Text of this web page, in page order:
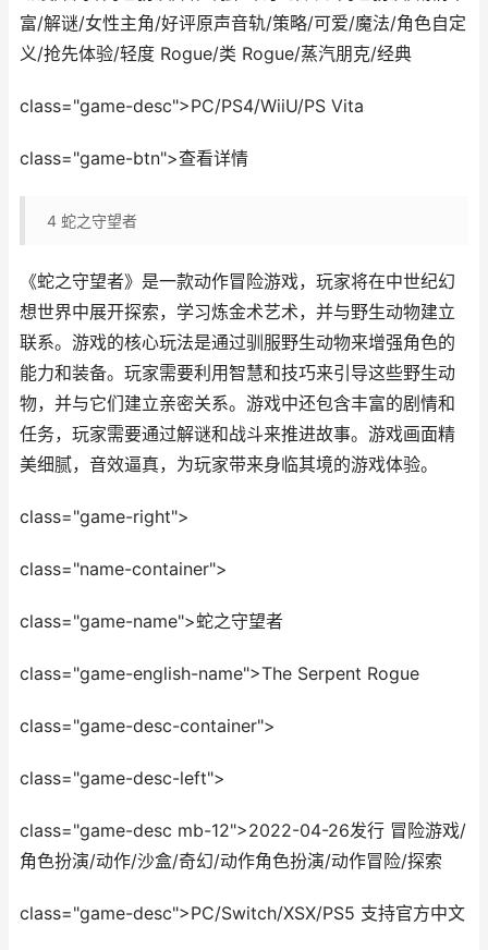
富/解谜/女性主角/好评原声音轨/策略/可爱/魔法/角色自定
义/抢先体验/轻度 Rogue/类 Rogue/蒸汽朋克/经典
class="game-desc">PC/PS4/WiiU/PS Vita
class="game-btn">查看详情
4 蛇之守望者
《蛇之守望者》是一款动作冒险游戏，玩家将在中世纪幻
想世界中展开探索，学习炼金术艺术，并与野生动物建立
联系。游戏的核心玩法是通过驯服野生动物来增强角色的
能力和装备。玩家需要利用智慧和技巧来引导这些野生动
物，并与它们建立亲密关系。游戏中还包含丰富的剧情和
任务，玩家需要通过解谜和战斗来推进故事。游戏画面精
美细腻，音效逼真，为玩家带来身临其境的游戏体验。
class="game-right">
class="name-container">
class="game-name">蛇之守望者
class="game-english-name">The Serpent Rogue
class="game-desc-container">
class="game-desc-left">
class="game-desc mb-12">2022-04-26发行 冒险游戏/
角色扮演/动作/沙盒/奇幻/动作角色扮演/动作冒险/探索
class="game-desc">PC/Switch/XSX/PS5 支持官方中文